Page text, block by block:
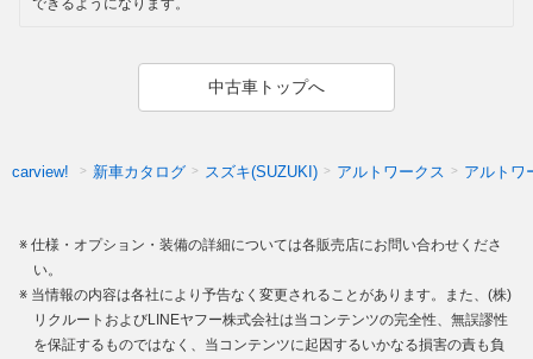
中古車トップへ
carview! 新車カタログ スズキ(SUZUKI) アルトワークス アルトワ
仕様・オプション・装備の詳細については各販売店にお問い合わせくださ
い。
当情報の内容は各社により予告なく変更されることがあります。また、(株)
リクルートおよびLINEヤフー株式会社は当コンテンツの完全性、無誤謬性
を保証するものではなく、当コンテンツに起因するいかなる損害の責も負